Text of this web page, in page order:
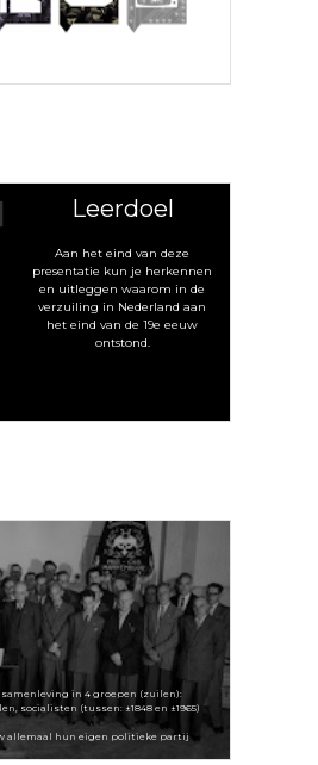
Leerdoel
Aan het eind van deze
presentatie kun je herkennen
en uitleggen waarom in de
verzuiling in Nederland aan
het eind van de 19e eeuw
ontstond.
in 4 groepen (zuilen):
socialisten (tussen: ±1848 en ±1965)
allemaal hun eigen politieke partij